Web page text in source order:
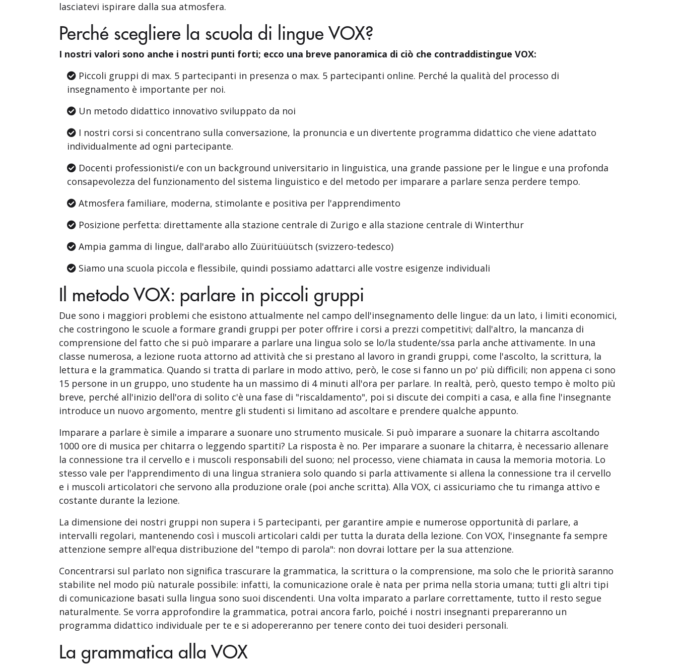
lasciatevi ispirare dalla sua atmosfera.
Perché scegliere la scuola di lingue VOX?
I nostri valori sono anche i nostri punti forti; ecco una breve panoramica di ciò che contraddistingue VOX:
Piccoli gruppi di max. 5 partecipanti in presenza o max. 5 partecipanti online. Perché la qualità del processo di
insegnamento è importante per noi.
Un metodo didattico innovativo sviluppato da noi
I nostri corsi si concentrano sulla conversazione, la pronuncia e un divertente programma didattico che viene adattato
individualmente ad ogni partecipante.
Docenti professionisti/e con un background universitario in linguistica, una grande passione per le lingue e una profonda
consapevolezza del funzionamento del sistema linguistico e del metodo per imparare a parlare senza perdere tempo.
Atmosfera familiare, moderna, stimolante e positiva per l'apprendimento
Posizione perfetta: direttamente alla stazione centrale di Zurigo e alla stazione centrale di Winterthur
Ampia gamma di lingue, dall'arabo allo Züüritüüütsch (svizzero-tedesco)
Siamo una scuola piccola e flessibile, quindi possiamo adattarci alle vostre esigenze individuali
Il metodo VOX: parlare in piccoli gruppi
Due sono i maggiori problemi che esistono attualmente nel campo dell'insegnamento delle lingue: da un lato, i limiti economici,
che costringono le scuole a formare grandi gruppi per poter offrire i corsi a prezzi competitivi; dall'altro, la mancanza di
comprensione del fatto che si può imparare a parlare una lingua solo se lo/la studente/ssa parla anche attivamente. In una
classe numerosa, a lezione ruota attorno ad attività che si prestano al lavoro in grandi gruppi, come l'ascolto, la scrittura, la
lettura e la grammatica. Quando si tratta di parlare in modo attivo, però, le cose si fanno un po' più difficili; non appena ci sono
15 persone in un gruppo, uno studente ha un massimo di 4 minuti all'ora per parlare. In realtà, però, questo tempo è molto più
breve, perché all'inizio dell'ora di solito c'è una fase di "riscaldamento", poi si discute dei compiti a casa, e alla fine l'insegnante
introduce un nuovo argomento, mentre gli studenti si limitano ad ascoltare e prendere qualche appunto.
Imparare a parlare è simile a imparare a suonare uno strumento musicale. Si può imparare a suonare la chitarra ascoltando
1000 ore di musica per chitarra o leggendo spartiti? La risposta è no. Per imparare a suonare la chitarra, è necessario allenare
la connessione tra il cervello e i muscoli responsabili del suono; nel processo, viene chiamata in causa la memoria motoria. Lo
stesso vale per l'apprendimento di una lingua straniera solo quando si parla attivamente si allena la connessione tra il cervello
e i muscoli articolatori che servono alla produzione orale (poi anche scritta). Alla VOX, ci assicuriamo che tu rimanga attivo e
costante durante la lezione.
La dimensione dei nostri gruppi non supera i 5 partecipanti, per garantire ampie e numerose opportunità di parlare, a
intervalli regolari, mantenendo così i muscoli articolari caldi per tutta la durata della lezione. Con VOX, l'insegnante fa sempre
attenzione sempre all'equa distribuzione del "tempo di parola": non dovrai lottare per la sua attenzione.
Concentrarsi sul parlato non significa trascurare la grammatica, la scrittura o la comprensione, ma solo che le priorità saranno
stabilite nel modo più naturale possibile: infatti, la comunicazione orale è nata per prima nella storia umana; tutti gli altri tipi
di comunicazione basati sulla lingua sono suoi discendenti. Una volta imparato a parlare correttamente, tutto il resto segue
naturalmente. Se vorra approfondire la grammatica, potrai ancora farlo, poiché i nostri insegnanti prepareranno un
programma didattico individuale per te e si adopereranno per tenere conto dei tuoi desideri personali.
La grammatica alla VOX